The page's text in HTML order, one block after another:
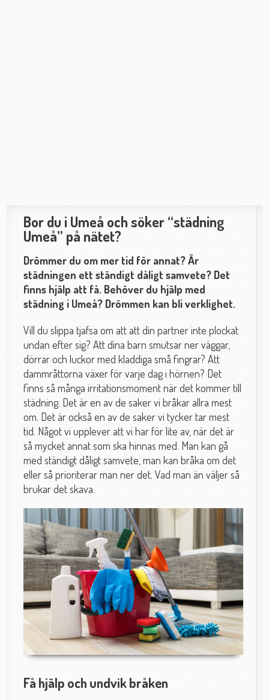
Bor du i Umeå och söker “städning
Umeå” på nätet?
Drömmer du om mer tid för annat? Är
städningen ett ständigt dåligt samvete? Det
finns hjälp att få. Behöver du hjälp med
städning i Umeå? Drömmen kan bli verklighet.
Vill du slippa tjafsa om att att din partner inte plockat
undan efter sig? Att dina barn smutsar ner väggar,
dörrar och luckor med kladdiga små fingrar? Att
dammråttorna växer för varje dag i hörnen? Det
finns så många irritationsmoment när det kommer till
städning. Det är en av de saker vi bråkar allra mest
om. Det är också en av de saker vi tycker tar mest
tid. Något vi upplever att vi har för lite av, när det är
så mycket annat som ska hinnas med. Man kan gå
med ständigt dåligt samvete, man kan bråka om det
eller så prioriterar man ner det. Vad man än väljer så
brukar det skava.
Få hjälp och undvik bråken